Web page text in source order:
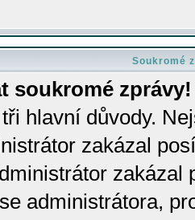
Soukromé
soukromé zprávy!
hlavní důvody.
zakázal
zakázal
administrátora,